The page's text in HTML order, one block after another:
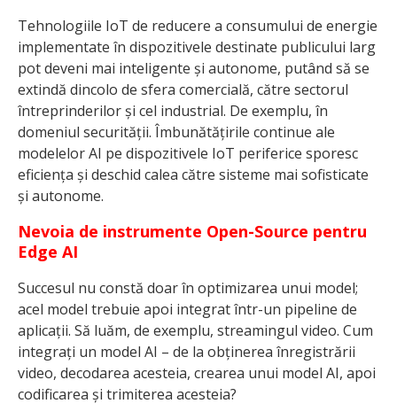
Tehnologiile IoT de reducere a consumului de energie
implementate în dispozitivele destinate publicului larg
pot deveni mai inteligente și autonome, putând să se
extindă dincolo de sfera comercială, către sectorul
întreprinderilor și cel industrial. De exemplu, în
domeniul securității. Îmbunătățirile continue ale
modelelor AI pe dispozitivele IoT periferice sporesc
eficiența și deschid calea către sisteme mai sofisticate
și autonome.
Nevoia de instrumente Open-Source pentru
Edge AI
Succesul nu constă doar în optimizarea unui model;
acel model trebuie apoi integrat într-un pipeline de
aplicații. Să luăm, de exemplu, streamingul video. Cum
integrați un model AI – de la obținerea înregistrării
video, decodarea acesteia, crearea unui model AI, apoi
codificarea și trimiterea acesteia?